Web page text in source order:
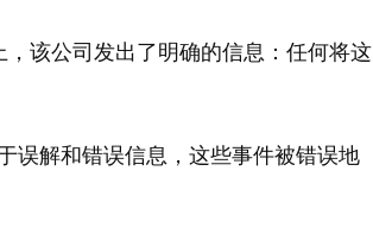
该公司发出了明确的信息：任何将这
误解和错误信息，这些事件被错误地